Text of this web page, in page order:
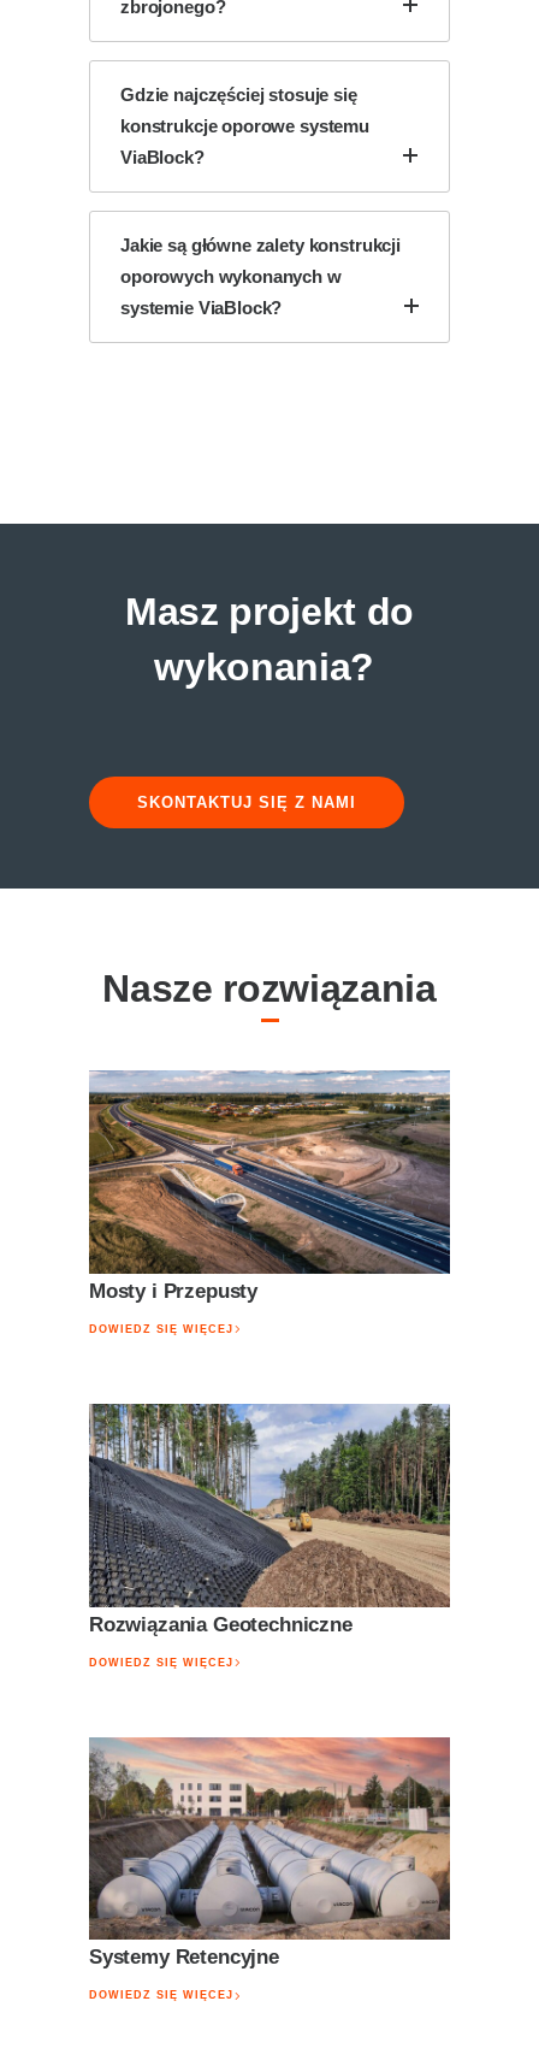
zbrojonego?
Gdzie najczęściej stosuje się
konstrukcje oporowe systemu
ViaBlock?
Jakie są główne zalety konstrukcji
oporowych wykonanych w
systemie ViaBlock?
Masz projekt do
wykonania?
SKONTAKTUJ SIĘ Z NAMI
Nasze rozwiązania
Mosty i Przepusty
DOWIEDZ SIĘ WIĘCEJ
Rozwiązania Geotechniczne
DOWIEDZ SIĘ WIĘCEJ
Systemy Retencyjne
DOWIEDZ SIĘ WIĘCEJ